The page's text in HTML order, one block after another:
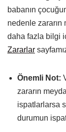
babanın
nedenle
daha fazla bilgi
Zararlar
Önemli Not:
zararın
ispatlarlarsa
durumun